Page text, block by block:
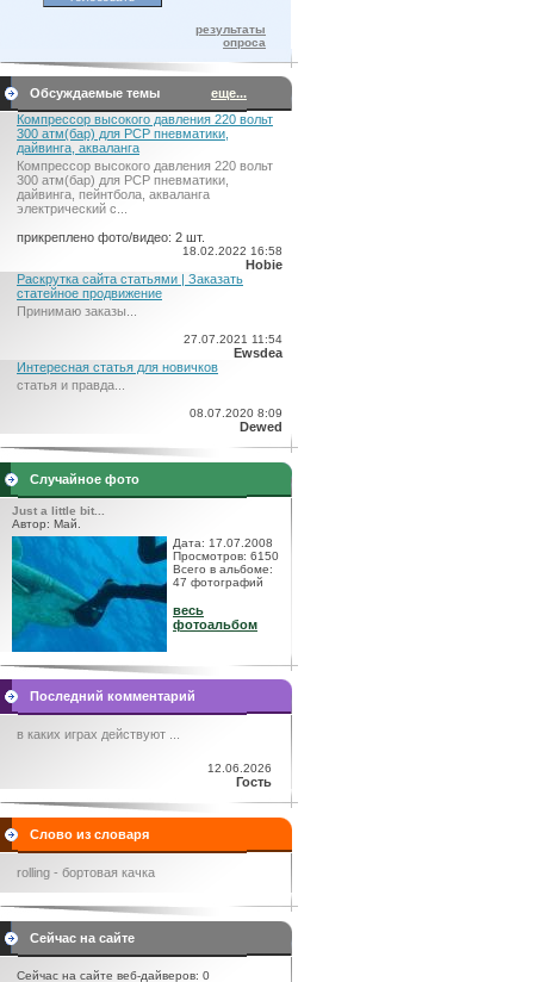
результаты
опроса
Обсуждаемые темы
еще...
Компрессор высокого давления 220 вольт
300 атм(бар) для PCP пневматики,
дайвинга, акваланга
Компрессор высокого давления 220 вольт
300 атм(бар) для PCP пневматики,
дайвинга, пейнтбола, акваланга
электрический c...
прикреплено фото/видео: 2 шт.
18.02.2022 16:58
Hobie
Раскрутка сайта статьями | Заказать
статейное продвижение
Принимаю заказы...
27.07.2021 11:54
Ewsdea
Интересная статья для новичков
статья и правда...
08.07.2020 8:09
Dewed
Случайное фото
Just a little bit...
Автор: Май.
Дата: 17.07.2008
Просмотров: 6150
Всего в альбоме:
47 фотографий
весь
фотоальбом
Последний комментарий
в каких играх действуют ...
12.06.2026
Гость
Слово из словаря
rolling - бортовая качка
Сейчас на сайте
Сейчас на сайте веб-дайверов: 0